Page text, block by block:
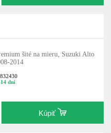
šité na mieru, Suzuki Alto
2014
dní
Kúpiť